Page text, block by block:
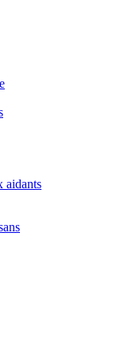
aidants